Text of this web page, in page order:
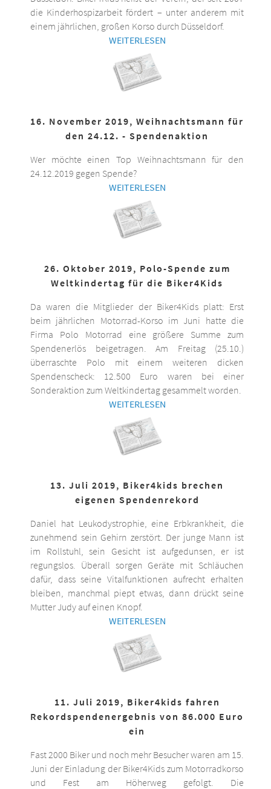
die Kinderhospizarbeit fördert – unter anderem mit
einem jährlichen, großen Korso durch Düsseldorf.
WEITERLESEN
16. November 2019, Weihnachtsmann für
den 24.12. - Spendenaktion
Wer möchte einen Top Weihnachtsmann für den
24.12.2019 gegen Spende?
WEITERLESEN
26. Oktober 2019, Polo-Spende zum
Weltkindertag für die Biker4Kids
Da waren die Mitglieder der Biker4Kids platt: Erst
beim jährlichen Motorrad-Korso im Juni hatte die
Firma Polo Motorrad eine größere Summe zum
Spendenerlös beigetragen. Am Freitag (25.10.)
überraschte Polo mit einem weiteren dicken
Spendenscheck: 12.500 Euro waren bei einer
Sonderaktion zum Weltkindertag gesammelt worden.
WEITERLESEN
13. Juli 2019, Biker4kids brechen
eigenen Spendenrekord
Daniel hat Leukodystrophie, eine Erbkrankheit, die
zunehmend sein Gehirn zerstört. Der junge Mann ist
im Rollstuhl, sein Gesicht ist aufgedunsen, er ist
regungslos. Überall sorgen Geräte mit Schläuchen
dafür, dass seine Vitalfunktionen aufrecht erhalten
bleiben, manchmal piept etwas, dann drückt seine
Mutter Judy auf einen Knopf.
WEITERLESEN
11. Juli 2019, Biker4kids fahren
Rekordspendenergebnis von 86.000 Euro
ein
Fast 2000 Biker und noch mehr Besucher waren am 15.
Juni der Einladung der Biker4Kids zum Motorradkorso
und Fest am Höherweg gefolgt. Die